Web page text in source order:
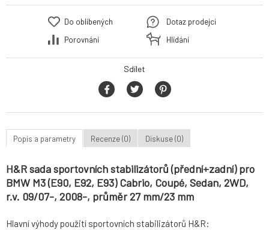
Do oblíbených
Porovnání
Dotaz prodejci
Hlídání
Sdílet
Popis a parametry Recenze (0) Diskuse (0)
H&R sada sportovních stabilizátorů (přední+zadní) pro
BMW M3 (E90, E92, E93) Cabrio, Coupé, Sedan, 2WD,
r.v. 09/07-, 2008-, průměr 27 mm/23 mm
Hlavní výhody použití sportovních stabilizátorů H&R: